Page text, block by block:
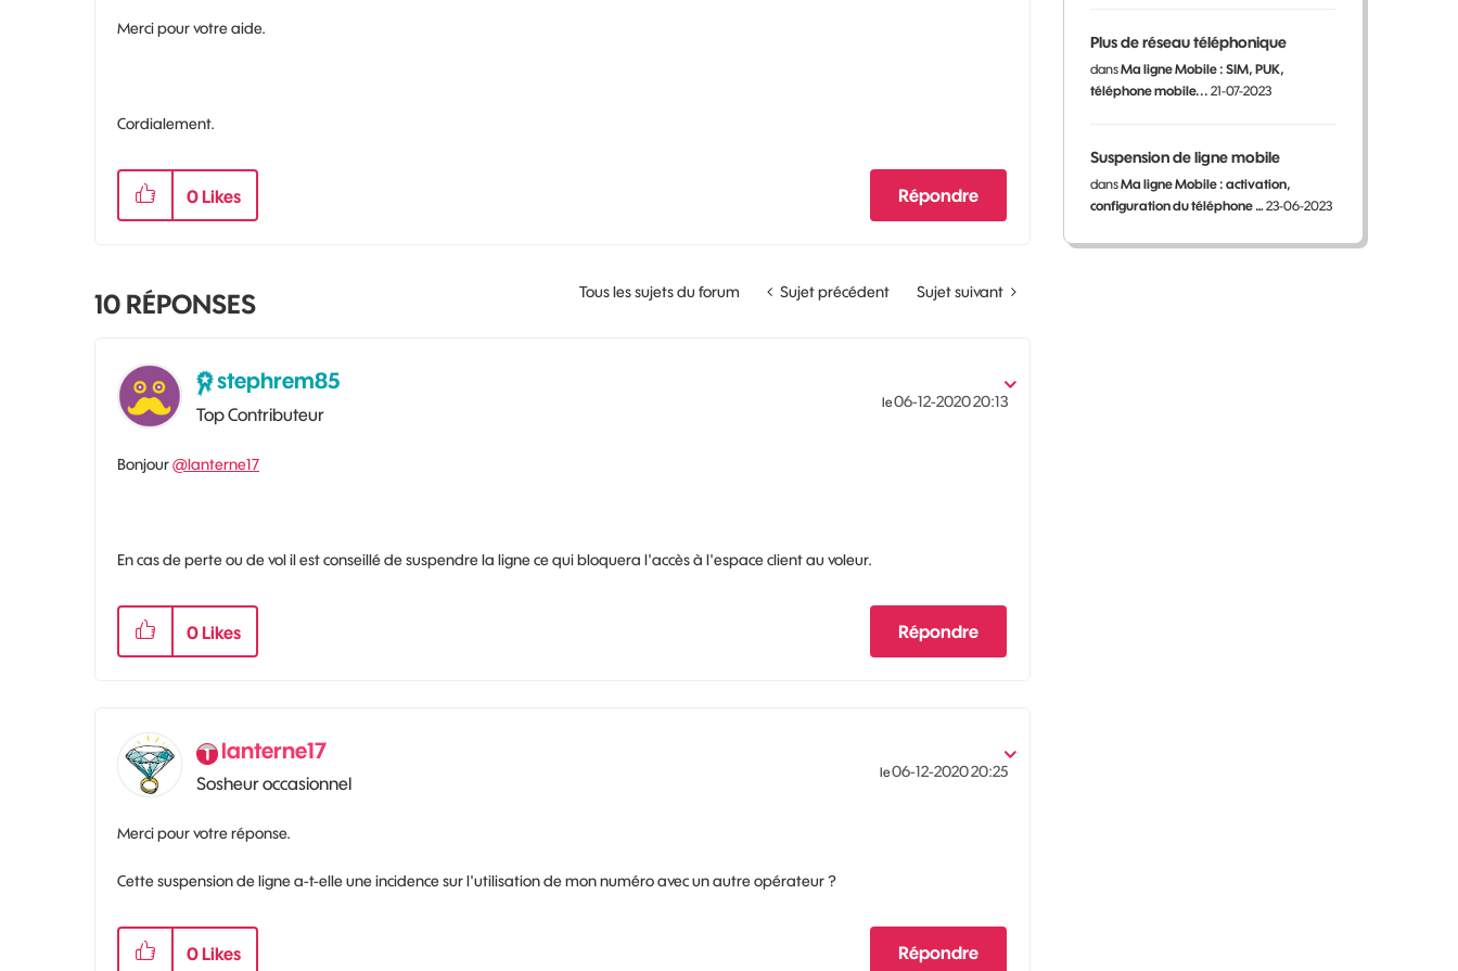
Merci pour votre aide.
Cordialement.
0 Likes Répondre
Tous les sujets du forum Sujet précédent Sujet suivant
10 RÉPONSES
stephrem85
Top Contributeur
le‎06-12-202020:13
Bonjour@lanterne17
En cas de perte ou de vol il est conseillé de suspendre la ligne ce qui bloquera l'accès à l'espace client au voleur.
0 Likes Répondre
lanterne17
Sosheur occasionnel
le‎06-12-202020:25
Merci pour votre réponse.
Cette suspension de ligne a-t-elle une incidence sur l'utilisation de mon numéro avec un autre opérateur ?
0 Likes Répondre
Plus de réseau téléphonique
dansMa ligne Mobile : SIM, PUK,
téléphone mobile... 21-07-2023
Suspension de ligne mobile
dansMa ligne Mobile : activation,
configuration du téléphone …23-06-2023